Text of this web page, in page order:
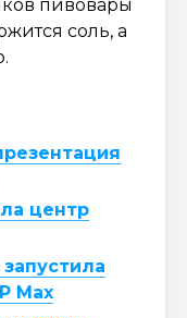
пивовары
соль, а
центр
Max